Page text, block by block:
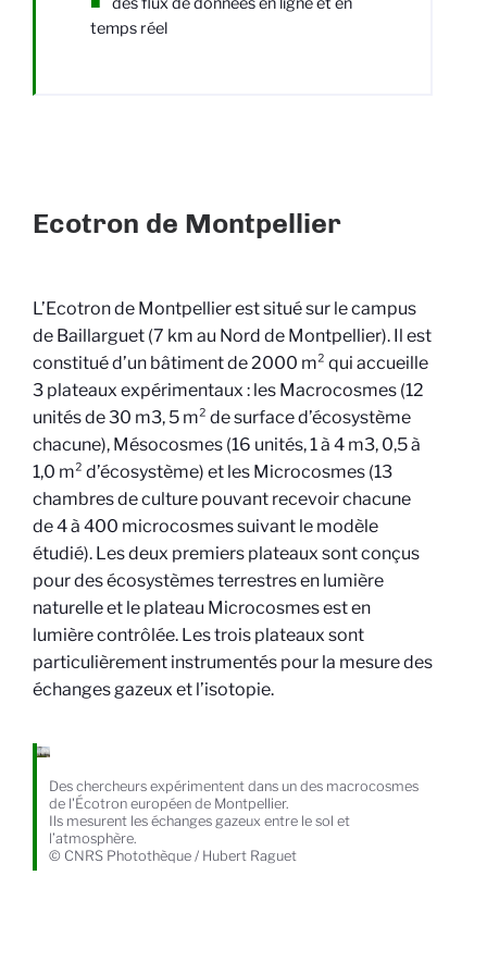
temps réel
Ecotron de Montpellier
L’Ecotron de Montpellier est situé sur le campus
de Baillarguet (7 km au Nord de Montpellier). Il est
constitué d’un bâtiment de 2000 m² qui accueille
3 plateaux expérimentaux : les Macrocosmes (12
unités de 30 m3, 5 m² de surface d’écosystème
chacune), Mésocosmes (16 unités, 1 à 4 m3, 0,5 à
1,0 m² d’écosystème) et les Microcosmes (13
chambres de culture pouvant recevoir chacune
de 4 à 400 microcosmes suivant le modèle
étudié). Les deux premiers plateaux sont conçus
pour des écosystèmes terrestres en lumière
naturelle et le plateau Microcosmes est en
lumière contrôlée. Les trois plateaux sont
particulièrement instrumentés pour la mesure des
échanges gazeux et l’isotopie.
Des chercheurs expérimentent dans un des macrocosmes
de l'Écotron européen de Montpellier.
Ils mesurent les échanges gazeux entre le sol et
l’atmosphère.
© CNRS Photothèque / Hubert Raguet